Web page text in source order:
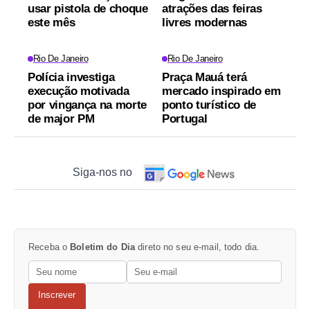
usar pistola de choque
este mês
atrações das feiras
livres modernas
Rio De Janeiro
Polícia investiga
execução motivada
por vingança na morte
de major PM
Rio De Janeiro
Praça Mauá terá
mercado inspirado em
ponto turístico de
Portugal
Siga-nos no
Receba o Boletim do Diadireto no seu e-mail, todo dia.
Inscrever